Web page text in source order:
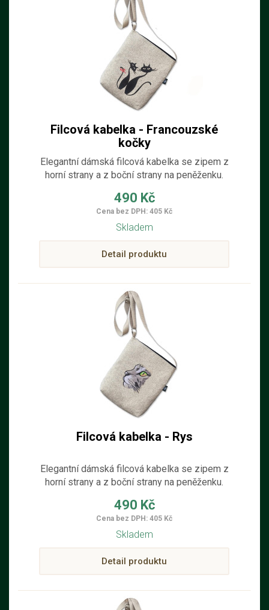
Filcová kabelka - Francouzské
kočky
Elegantní dámská filcová kabelka se zipem z
horní strany a z boční strany na peněženku.
100% ovčí vlny s dekorací černé francouzské
kočky. Nastavitelný popruh můžete dát přes
rameno a jít rovnou na výlet. Kabelka je
vhodná pro věci denní potřeby.
490 Kč
Cena bez DPH: 405 Kč
Skladem
Detail produktu
Filcová kabelka - Rys
Elegantní dámská filcová kabelka se zipem z
horní strany a z boční strany na peněženku.
100% ovčí vlny s dekorací rysí tváře.
Nastavitelný popruh můžete dát přes rameno
a jít rovnou na výlet. Kabelka je vhodná pro
věci denní potřeby.
490 Kč
Cena bez DPH: 405 Kč
Skladem
Detail produktu